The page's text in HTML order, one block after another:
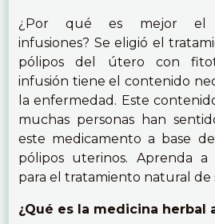
¿Por qué es mejor el
infusiones? Se eligió el
pólipos del útero con
infusión tiene el contenido
la enfermedad. Este
muchas personas han
este medicamento a base
pólipos uterinos. Aprenda
para el tratamiento natural de
¿Qué es la medicina herbal